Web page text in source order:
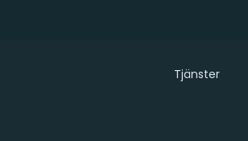
Tjänster